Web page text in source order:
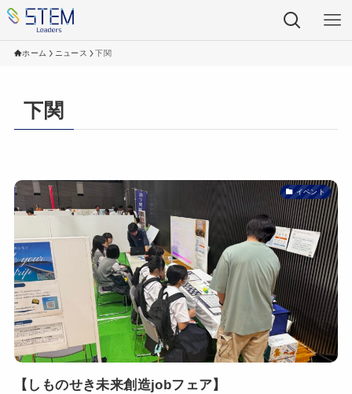
ホーム ニュース 下関
下関
イベント
【しものせき未来創造jobフェア】